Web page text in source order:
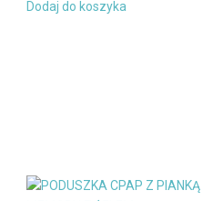
Dodaj do koszyka